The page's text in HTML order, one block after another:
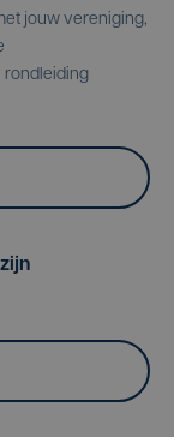
jouw vereniging,
rondleiding